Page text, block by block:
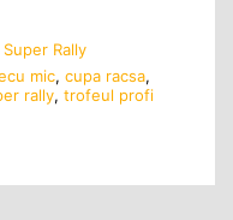
Super Rally
mic, cupa racsa,
rally, trofeul profi